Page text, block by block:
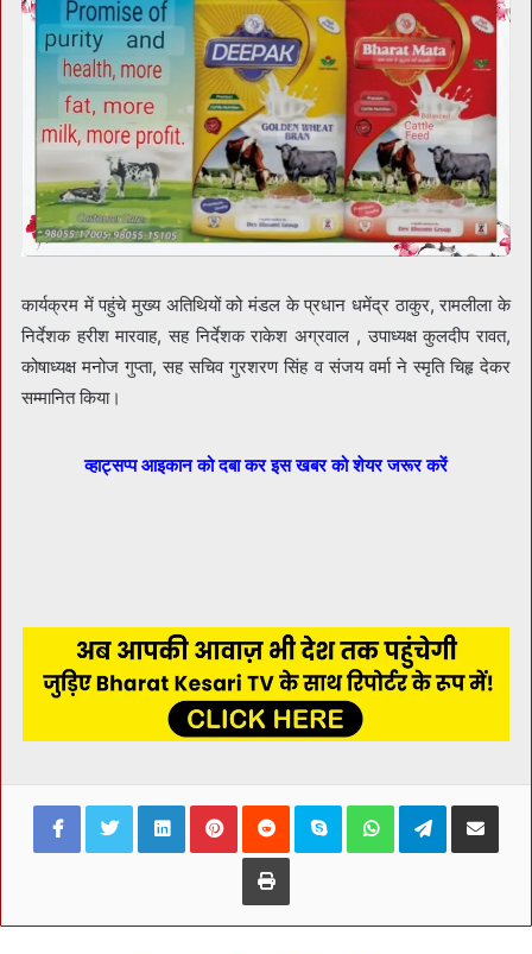
कार्यक्रम में पहुंचे मुख्य अतिथियों को मंडल के प्रधान धमेंद्र ठाकुर, रामलीला के
निर्देशक हरीश मारवाह, सह निर्देशक राकेश अग्रवाल , उपाध्यक्ष कुलदीप रावत,
कोषाध्यक्ष मनोज गुप्ता, सह सचिव गुरशरण सिंह व संजय वर्मा ने स्मृति चिहृ देकर
सम्मानित किया।
व्हाट्सप्प आइकान को दबा कर इस खबर को शेयर जरूर करें
FacebookTwitterLinkedInPinterestReddit Skype WhatsAppTelegramShare via
Print